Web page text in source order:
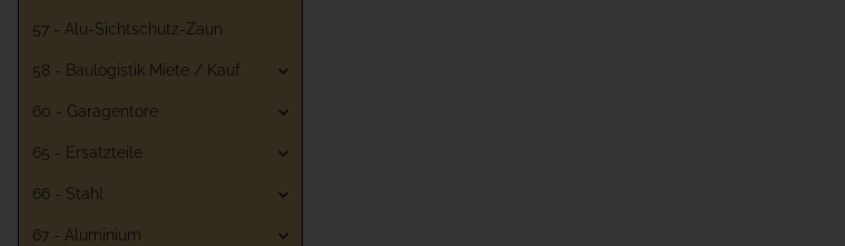
57 - Alu-Sichtschutz-Zaun
58 - Baulogistik Miete / Kauf
60 - Garagentore
65 - Ersatzteile
66 - Stahl
67 - Aluminium